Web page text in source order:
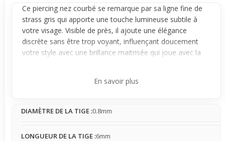
Ce piercing nez courbé se remarque par sa ligne fine de
strass gris qui apporte une touche lumineuse subtile à
votre visage. Visible de près, il ajoute une élégance
discrète sans être trop voyant, influençant doucement
votre style avec une brillance maitrisée qui joue avec la
Fabriqué en acier chirurgical, il garantit un port stable et
mouvement, ce qui limite les accrocs et s’adapte bien aux
rapidement oublier, idéale pour un usage journalier.
En savoir plus
DIAMÈTRE DE LA TIGE :0.8mm
LONGUEUR DE LA TIGE :6mm